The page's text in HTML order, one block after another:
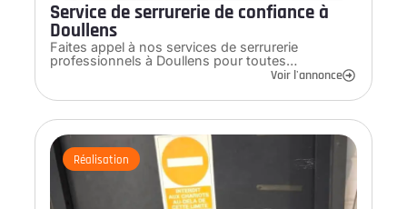
Service de serrurerie de confiance à
Doullens
Faites appel à nos services de serrurerie
professionnels à Doullens pour toutes…
Voir l'annonce
Réalisation